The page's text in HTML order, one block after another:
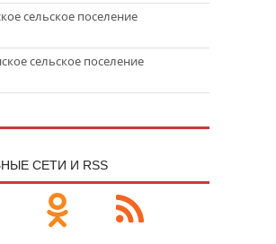
сельское поселение
сельское поселение
СЕТИ И RSS